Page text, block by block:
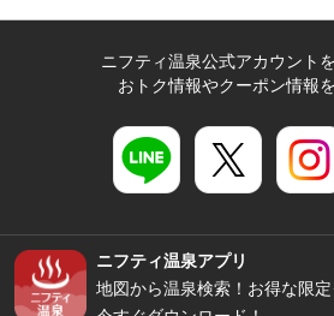
ニフティ温泉公式アカウント
おトク情報やクーポン情報
ニフティ温泉アプリ
地図から温泉検索！お得な限定